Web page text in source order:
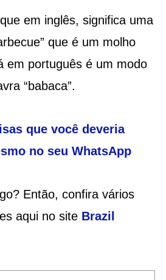
em inglês, significa uma
que é um molho
em português é um modo
“babaca”.
que você deveria
no seu WhatsApp
Então, confira vários
aqui no site Brazil